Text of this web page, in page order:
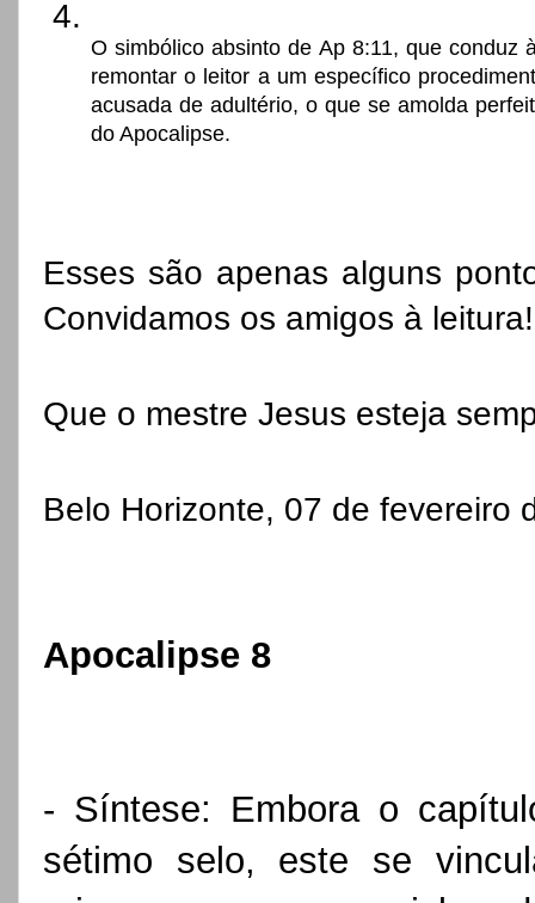
O simbólico absinto de Ap 8:11, que conduz
remontar o leitor a um específico
acusada de adultério, o que se amolda
do Apocalipse.
Esses são apenas alguns
Convidamos os amigos à leitura!
Que o mestre Jesus esteja
Belo Horizonte, 07 de fevereiro
Apocalipse 8
- Síntese: Embora o
sétimo selo, este se